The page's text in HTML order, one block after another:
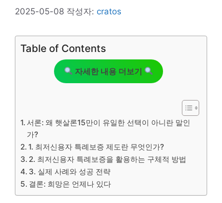
2025-05-08 작성자: cratos
Table of Contents
자세한 내용 더보기
서론: 왜 햇살론15만이 유일한 선택이 아니란 말인
가?
1. 최저신용자 특례보증 제도란 무엇인가?
2. 최저신용자 특례보증을 활용하는 구체적 방법
3. 실제 사례와 성공 전략
결론: 희망은 언제나 있다